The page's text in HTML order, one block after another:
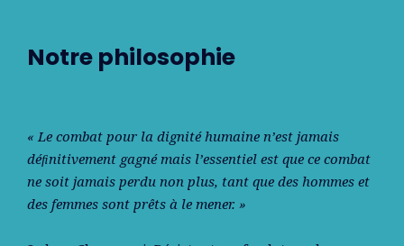
Notre philosophie
« Le combat pour la dignité humaine n’est jamais
déﬁnitivement gagné mais l’essentiel est que ce combat
ne soit jamais perdu non plus, tant que des hommes et
des femmes sont prêts à le mener. »